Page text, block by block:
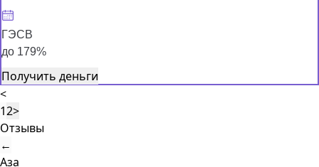
ГЭСВ
до 179%
Получить деньги
<
12>
Отзывы
←
Аза